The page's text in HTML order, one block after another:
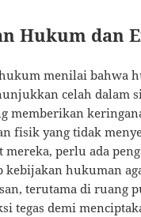
Hukum dan
menilai bahwa
celah dalam
memberikan
fisik yang tidak
perlu ada
kebijakan hukuman
terutama di ruang
tegas demi